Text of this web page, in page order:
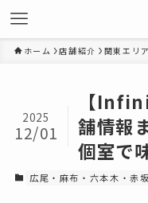
ホーム 店舗紹介 関東エリア
【
舗情報
個室で
2025
12/01
広尾・麻布・六本木・赤坂